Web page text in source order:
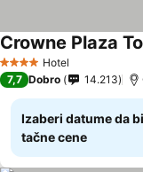
4 ZvezdiceHotel
Crowne Plaza
7,7 Dobro 14.213
Izaberi datume da
tačne cene